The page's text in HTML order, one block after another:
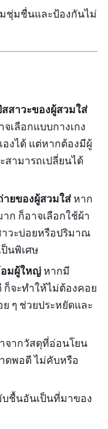
ชุ่มชื่นและป้องกันไม่
สาวะของผู้สวมใส่
เลือกแบบกางเกง
องได้ แต่หากต้องมีผู้
สามารถเปลี่ยนได้
ยของผู้สวมใส่หาก
ก ก็อาจเลือกใช้ผ้า
วะบ่อยหรือปริมาณ
นพิเศษ
มผู้ใหญ่ หากมี
จะทำให้ไม่ต้องคอย
ๆ ช่วยประหยัดและ
จากวัสดุที่อ่อนโยน
ดพอดี ไม่คับหรือ
บชื้นอันเป็นที่มาของ